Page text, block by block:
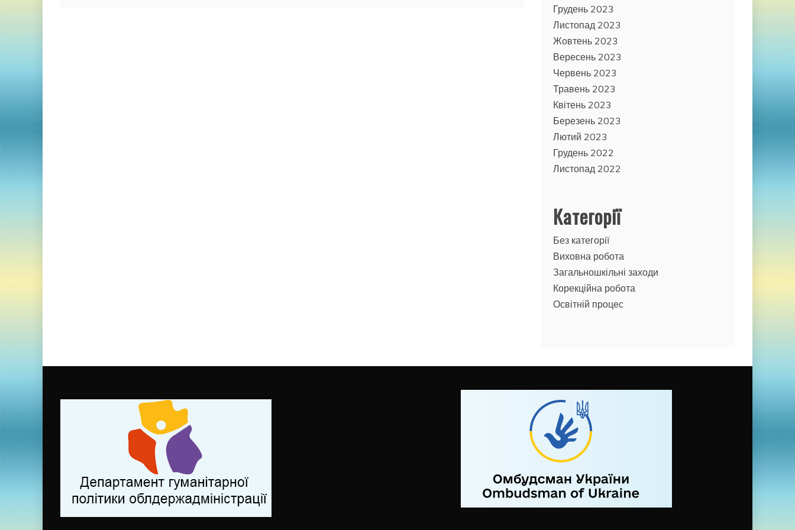
Грудень 2023
Листопад 2023
Жовтень 2023
Вересень 2023
Червень 2023
Травень 2023
Квітень 2023
Березень 2023
Лютий 2023
Грудень 2022
Листопад 2022
Категорії
Без категорії
Виховна робота
Загальношкільні заходи
Корекційна робота
Освітній процес